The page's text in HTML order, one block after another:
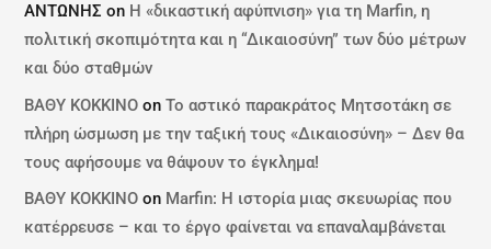
ΑΝΤΩΝΗΣ on Η «δικαστική αφύπνιση» για τη Marfin, η
πολιτική σκοπιμότητα και η “Δικαιοσύνη” των δύο μέτρων
και δύο σταθμών
ΒΑΘΥ ΚΟΚΚΙΝΟ onΤο αστικό παρακράτος Μητσοτάκη σε
πλήρη ώσμωση με την ταξική τους «Δικαιοσύνη» – Δεν θα
τους αφήσουμε να θάψουν το έγκλημα!
ΒΑΘΥ ΚΟΚΚΙΝΟ on Marfin: Η ιστορία μιας σκευωρίας που
κατέρρευσε – και το έργο φαίνεται να επαναλαμβάνεται